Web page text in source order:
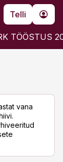
Telli
TÖÖSTUS
vana